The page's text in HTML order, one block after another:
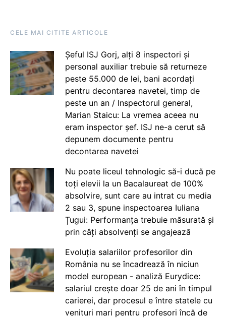
CELE MAI CITITE ARTICOLE
Șeful ISJ Gorj, alți 8 inspectori și
personal auxiliar trebuie să returneze
peste 55.000 de lei, bani acordați
pentru decontarea navetei, timp de
peste un an / Inspectorul general,
Marian Staicu: La vremea aceea nu
eram inspector șef. ISJ ne-a cerut să
depunem documente pentru
decontarea navetei
Nu poate liceul tehnologic să-i ducă pe
toți elevii la un Bacalaureat de 100%
absolvire, sunt care au intrat cu media
2 sau 3, spune inspectoarea Iuliana
Țugui: Performanța trebuie măsurată și
prin câți absolvenți se angajează
Evoluția salariilor profesorilor din
România nu se încadrează în niciun
model european - analiză Eurydice:
salariul crește doar 25 de ani în timpul
carierei, dar procesul e între statele cu
venituri mari pentru profesori încă de